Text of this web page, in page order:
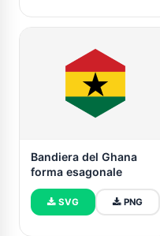
Bandiera del Ghana
forma esagonale
SVG PNG